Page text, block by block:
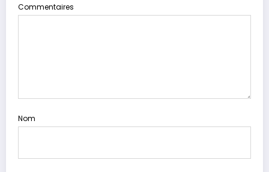
Commentaires
Nom